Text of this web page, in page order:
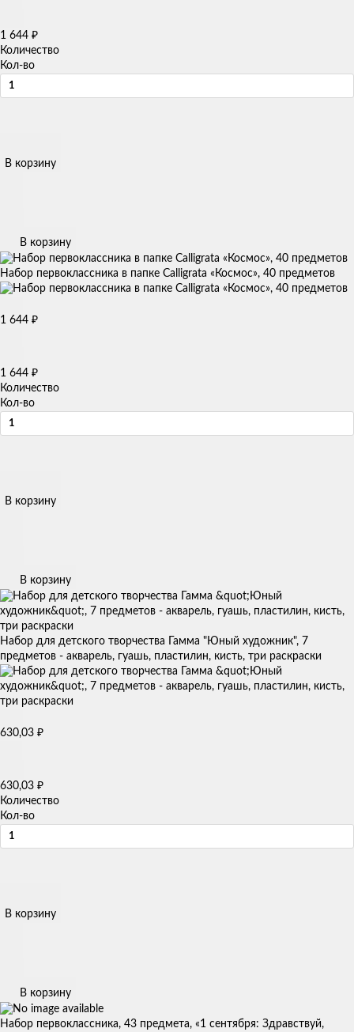
1 644 ₽
Количество
Кол-во
В корзину
В корзину
Набор первоклассника в папке Calligrata «Космос», 40 предметов
1 644 ₽
1 644 ₽
Количество
Кол-во
В корзину
В корзину
Набор для детского творчества Гамма "Юный художник", 7
предметов - акварель, гуашь, пластилин, кисть, три раскраски
630,03 ₽
630,03 ₽
Количество
Кол-во
В корзину
В корзину
Набор первоклассника, 43 предмета, «1 сентября: Здравствуй,